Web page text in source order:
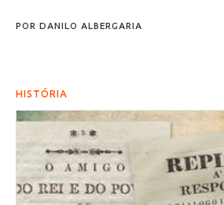
POR DANILO ALBERGARIA
HISTÓRIA